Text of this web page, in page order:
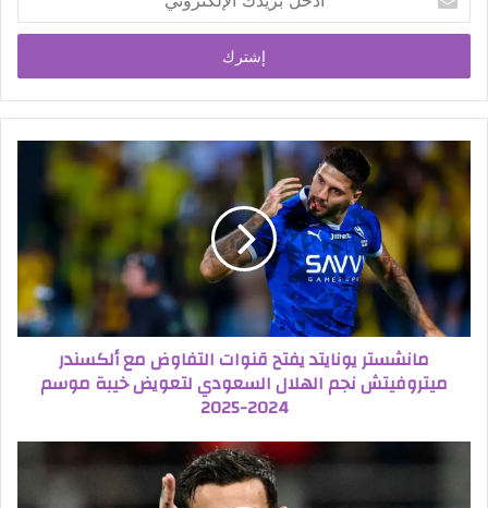
بريدك
الإلكتروني
مانشستر يونايتد يفتح قنوات التفاوض مع ألكسندر
ميتروفيتش نجم الهلال السعودي لتعويض خيبة موسم
2024-2025